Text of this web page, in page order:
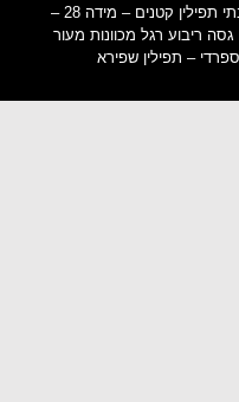
/ בתי תפילין קטנים – מידה 28 –
ריבוע רגל מכוונות מעור
– תפילין שפירא